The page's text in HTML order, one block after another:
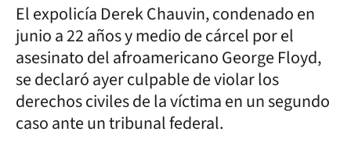
El expolicía Derek Chauvin, condenado en
junio a 22 años y medio de cárcel por el
asesinato del afroamericano George Floyd,
se declaró ayer culpable de violar los
derechos civiles de la víctima en un segundo
caso ante un tribunal federal.